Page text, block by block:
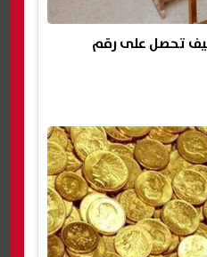
العامة 2026.. كيف تحصل على رقم